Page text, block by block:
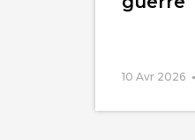
10 Avr 2026